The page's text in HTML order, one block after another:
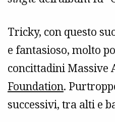
Tricky, con questo
e fantasioso, molto
concittadini Massive
Foundation.
successivi, tra alti e